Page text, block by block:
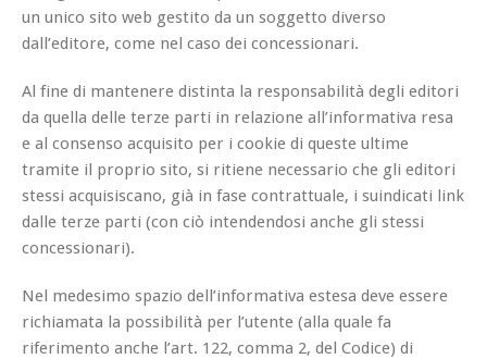
un unico sito web gestito da un soggetto diverso
dall’editore, come nel caso dei concessionari.
Al fine di mantenere distinta la responsabilità degli editori
da quella delle terze parti in relazione all’informativa resa
e al consenso acquisito per i cookie di queste ultime
tramite il proprio sito, si ritiene necessario che gli editori
stessi acquisiscano, già in fase contrattuale, i suindicati link
dalle terze parti (con ciò intendendosi anche gli stessi
concessionari).
Nel medesimo spazio dell’informativa estesa deve essere
richiamata la possibilità per l’utente (alla quale fa
riferimento anche l’art. 122, comma 2, del Codice) di